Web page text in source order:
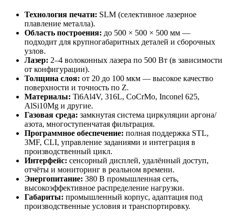
Технология печати: SLM (селективное лазерное
плавление металла).
Область построения: до 500 × 500 × 500 мм —
подходит для крупногабаритных деталей и сборочных
узлов.
Лазер: 2–4 волоконных лазера по 500 Вт (в зависимости
от конфигурации).
Толщина слоя: от 20 до 100 мкм — высокое качество
поверхности и точность по Z.
Материалы: Ti6Al4V, 316L, CoCrMo, Inconel 625,
AlSi10Mg и другие.
Газовая среда: замкнутая система циркуляции аргона/
азота, многоступенчатая фильтрация.
Программное обеспечение: полная поддержка STL,
3MF, CLI, управление заданиями и интеграция в
производственный цикл.
Интерфейс: сенсорный дисплей, удалённый доступ,
отчёты и мониторинг в реальном времени.
Энергопитание: 380 В промышленная сеть,
высокоэффективное распределение нагрузки.
Габариты: промышленный корпус, адаптация под
производственные условия и транспортировку.